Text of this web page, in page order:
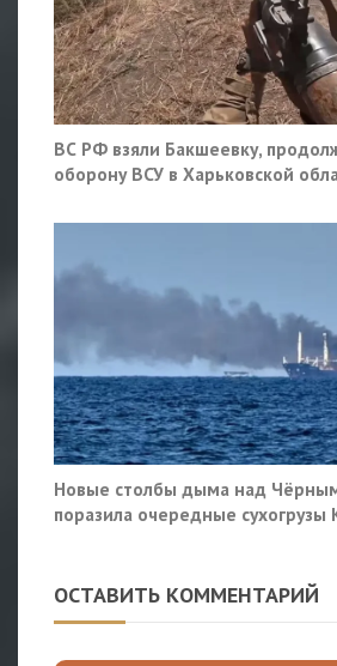
ВС РФ взяли Бакшеевку,
оборону ВСУ в Харьковской
Новые столбы дыма над
поразила очередные сухогрузы
ОСТАВИТЬ КОММЕНТАРИЙ